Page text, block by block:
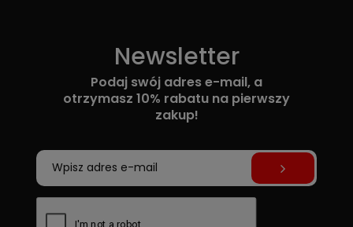
Newsletter
Podaj swój adres e-mail, a
otrzymasz 10% rabatu na pierwszy
zakup!